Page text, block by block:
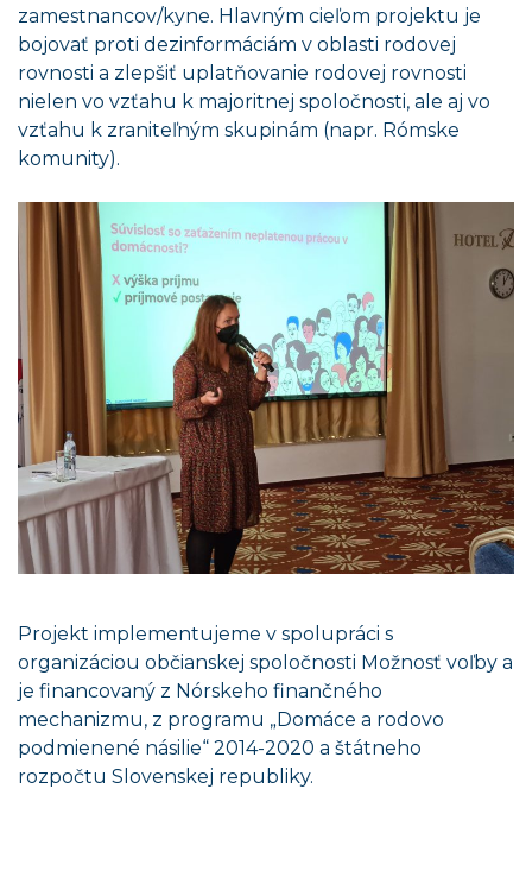
zamestnancov/kyne. Hlavným cieľom projektu je
bojovať proti dezinformáciám v oblasti rodovej
rovnosti a zlepšiť uplatňovanie rodovej rovnosti
nielen vo vzťahu k majoritnej spoločnosti, ale aj vo
vzťahu k zraniteľným skupinám (napr. Rómske
komunity).
Projekt implementujeme v spolupráci s
organizáciou občianskej spoločnosti Možnosť voľby a
je financovaný z Nórskeho finančného
mechanizmu, z programu „Domáce a rodovo
podmienené násilie“ 2014-2020 a štátneho
rozpočtu Slovenskej republiky.